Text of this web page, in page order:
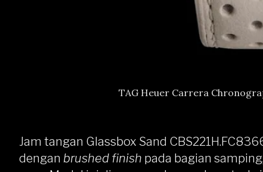
TAG Heuer Carrera
Jam tangan Glassbox Sand
dengan brushed finish pada bagian